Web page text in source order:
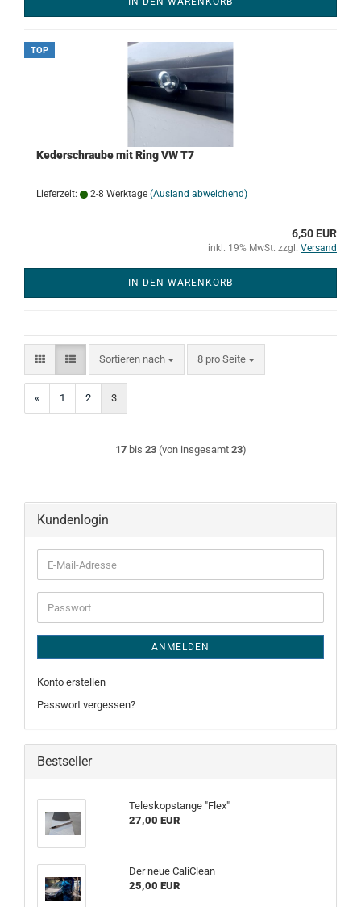
TOP
Kederschraube mit Ring VW T7
Lieferzeit: 2-8 Werktage (Ausland abweichend)
6,50 EUR
inkl. 19% MwSt. zzgl. Versand
IN DEN WARENKORB
Sortieren nach
Sortieren nach 8 pro Seite
pro Seite
« 1 2 3
17bis 23(von insgesamt 23)
Kundenlogin
E-
Mail-
Adresse
Passwort
ANMELDEN
Konto erstellen
Passwort vergessen?
Bestseller
Teleskopstange "Flex"
27,00 EUR
Der neue CaliClean
25,00 EUR